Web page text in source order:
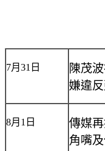
7月31日
陳茂
嫌違
8月1日
傳媒
角嘴